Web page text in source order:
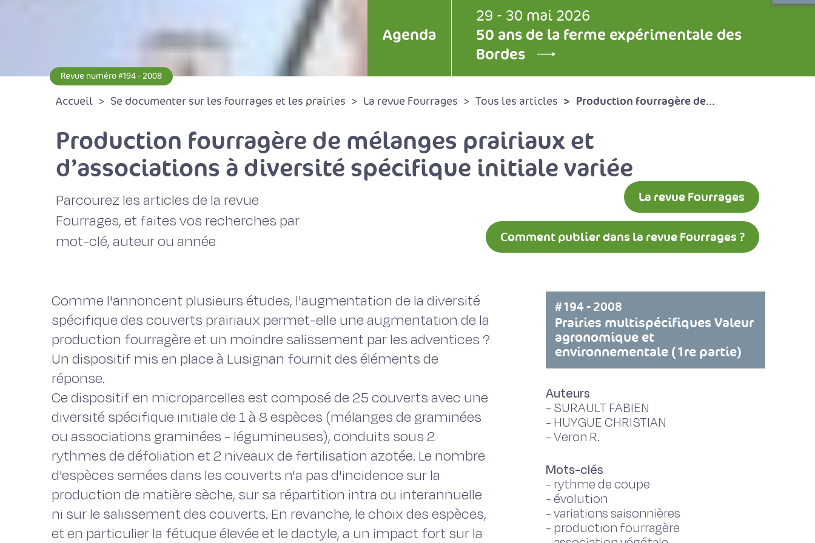
Agenda
29 - 30 mai 2026
50 ans de la ferme expérimentale des
Bordes
Revue numéro #194 - 2008
Accueil Se documenter sur les fourrages et les prairies La revue Fourrages Tous les articles Production fourragère de...
Production fourragère de mélanges prairiaux et
d’associations à diversité spécifique initiale variée
Parcourez les articles de la revue
Fourrages, et faites vos recherches par
mot-clé, auteur ou année
La revue Fourrages
Comment publier dans la revue Fourrages ?
Comme l'annoncent plusieurs études, l'augmentation de la diversité
spécifique des couverts prairiaux permet-elle une augmentation de la
production fourragère et un moindre salissement par les adventices ?
Un dispositif mis en place à Lusignan fournit des éléments de
réponse.
Ce dispositif en microparcelles est composé de 25 couverts avec une
diversité spécifique initiale de 1 à 8 espèces (mélanges de graminées
ou associations graminées - légumineuses), conduits sous 2
rythmes de défoliation et 2 niveaux de fertilisation azotée. Le nombre
d'espèces semées dans les couverts n'a pas d'incidence sur la
production de matière sèche, sur sa répartition intra ou interannuelle
ni sur le salissement des couverts. En revanche, le choix des espèces,
et en particulier la fétuque élevée et le dactyle, a un impact fort sur la
#194 - 2008
Prairies multispécifiques Valeur
agronomique et
environnementale (1re partie)
Auteurs
- SURAULT FABIEN
- HUYGUE CHRISTIAN
-Veron R.
Mots-clés
- rythme de coupe
-évolution
-variations saisonnières
- production fourragère